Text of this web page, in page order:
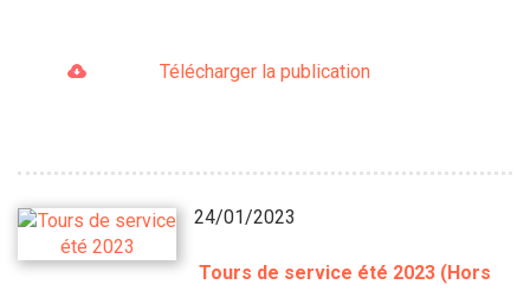
Télécharger la publication
24/01/2023
Tours de service été 2023 (Hors